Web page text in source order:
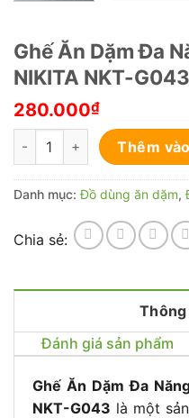
Ghế Ăn Dặm Đa
NIKITA NKT-G043
280.000₫
Ghế Ăn Dặm Đa Năng, An
Thêm
Danh mục:Đồ dùng ăn dặm,
Chia sẻ:
Đánh giá sản phẩm
Ghế Ăn Dặm Đa
NKT-G043 là một